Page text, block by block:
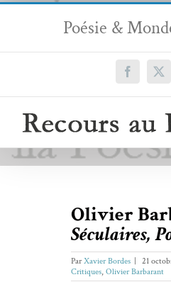
Passer
contenu
Poésie &
Facebook
X
Olivier
Séculaires,
ParXavier Bordes 21
Critiques, Olivier Barbarant